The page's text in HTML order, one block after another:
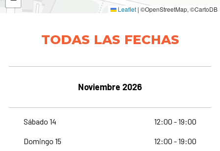
Leaflet | ©OpenStreetMap, ©CartoDB
TODAS LAS FECHAS
Noviembre 2026
Sábado 14 12:00 - 19:00
Domingo 15 12:00 - 19:00